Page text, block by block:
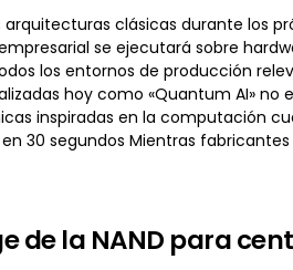
clásicas durante los
se ejecutará sobre
los entornos de producción
hoy como «Quantum AI»
inspiradas en la computación
30 segundos Mientras fabricantes
de la NAND para